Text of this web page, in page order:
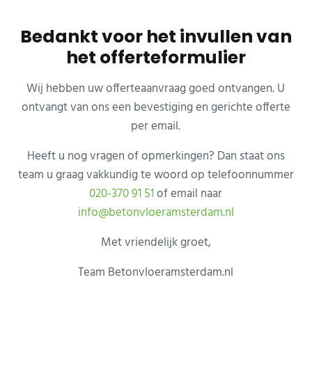
Bedankt voor het invullen van
het offerteformulier
Wij hebben uw offerteaanvraag goed ontvangen. U
ontvangt van ons een bevestiging en gerichte offerte
per email.
Heeft u nog vragen of opmerkingen? Dan staat ons
team u graag vakkundig te woord op telefoonnummer
020-370 91 51of email naar
info@betonvloeramsterdam.nl
Met vriendelijk groet,
Team Betonvloeramsterdam.nl